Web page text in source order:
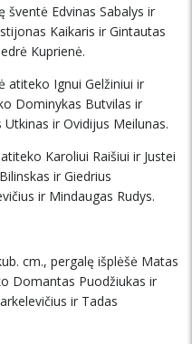
šventė Edvinas Sabalys ir
Kaikaris ir Gintautas
Kuprienė.
atiteko Ignui Gelžiniui ir
Dominykas Butvilas ir
ir Ovidijus Meilunas.
Karoliui Raišiui ir Justei
ir Giedrius
ir Mindaugas Rudys.
cm., pergalę išplėšė Matas
Domantas Puodžiukas ir
ir Tadas